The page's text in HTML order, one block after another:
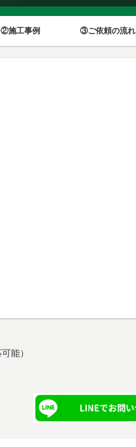
②施工事例 ③ご依頼の流れ
能）